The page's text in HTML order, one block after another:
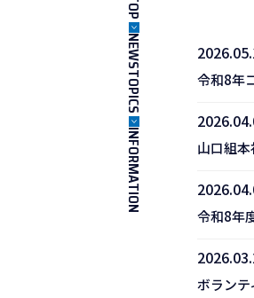
TOP
NEWSTOPICS
INFORMATION
令和8年
山口組
令和8年
ボランテ